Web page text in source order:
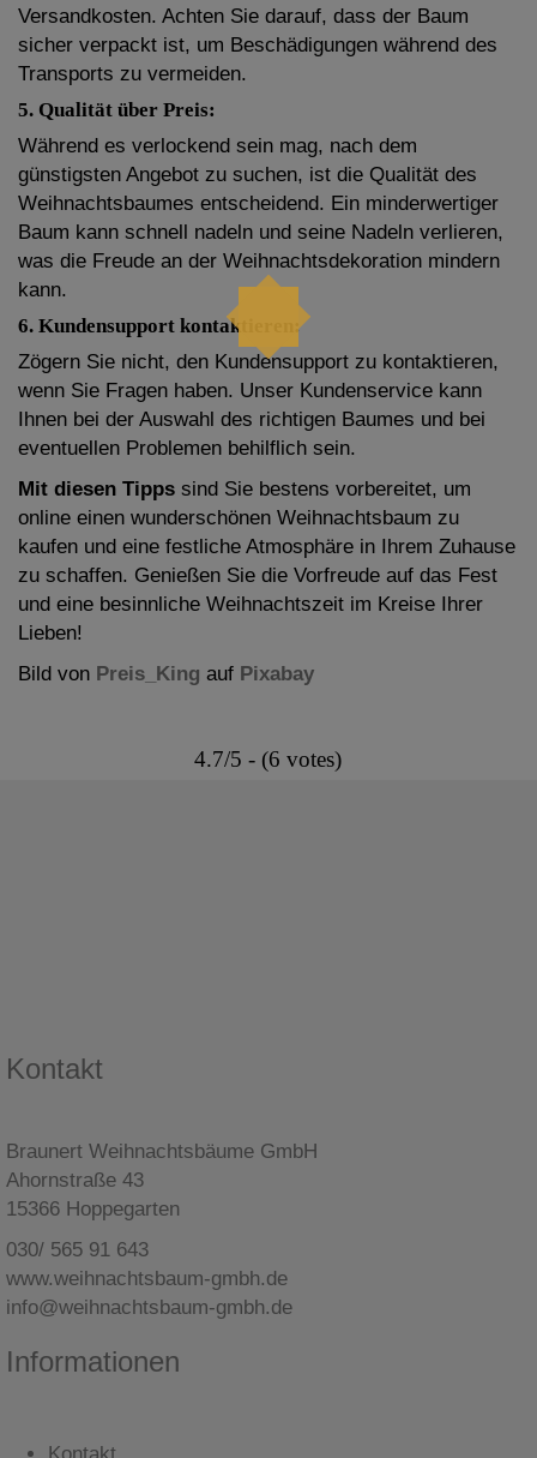
Versandkosten. Achten Sie darauf, dass der Baum
sicher verpackt ist, um Beschädigungen während des
Transports zu vermeiden.
5. Qualität über Preis:
Während es verlockend sein mag, nach dem
günstigsten Angebot zu suchen, ist die Qualität des
Weihnachtsbaumes entscheidend. Ein minderwertiger
Baum kann schnell nadeln und seine Nadeln verlieren,
was die Freude an der Weihnachtsdekoration mindern
kann.
6. Kundensupport kontaktieren:
Zögern Sie nicht, den Kundensupport zu kontaktieren,
wenn Sie Fragen haben. Unser Kundenservice kann
Ihnen bei der Auswahl des richtigen Baumes und bei
eventuellen Problemen behilflich sein.
Mit diesen Tipps sind Sie bestens vorbereitet, um
online einen wunderschönen Weihnachtsbaum zu
kaufen und eine festliche Atmosphäre in Ihrem Zuhause
zu schaffen. Genießen Sie die Vorfreude auf das Fest
und eine besinnliche Weihnachtszeit im Kreise Ihrer
Lieben!
Bild von Preis_King auf Pixabay
4.7/5 - (6 votes)
Kontakt
Braunert Weihnachtsbäume GmbH
Ahornstraße 43
15366 Hoppegarten
030/ 565 91 643
www.weihnachtsbaum-gmbh.de
info@weihnachtsbaum-gmbh.de
Informationen